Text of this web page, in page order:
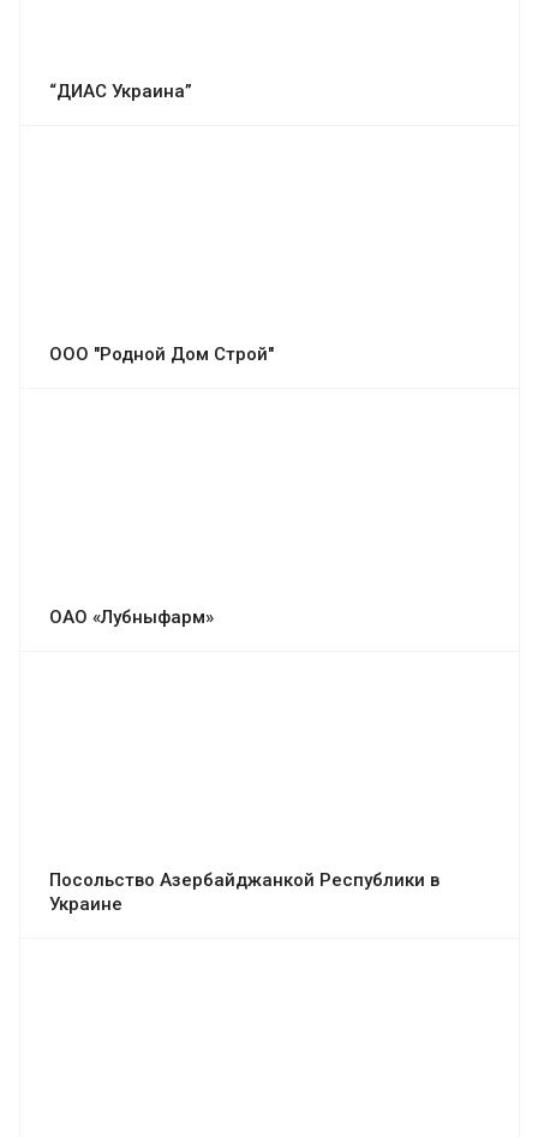
“ДИАС Украина”
ООО "Родной Дом Строй"
ОАО «Лубныфарм»
Посольство Азербайджанкой Республики в
Украине